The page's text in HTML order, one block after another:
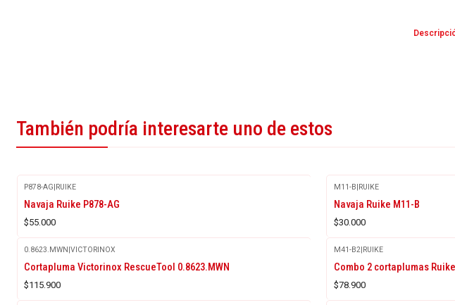
También podría interesarte uno de estos
P878-AG|RUIKE
Navaja Ruike P878-AG
$55.000
M11-B|RUIKE
Navaja Ruike M11-B
$30.000
0.8623.MWN|VICTORINOX
Cortapluma Victorinox RescueTool 0.8623.MWN
$115.900
M41-B2|RUIKE
Combo 2 cortaplumas
$78.900